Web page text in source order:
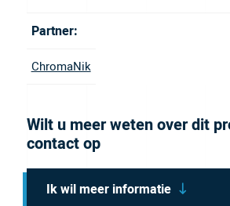
Partner:
ChromaNik
Wilt u meer weten over dit
contact op
Ik wil meer informatie